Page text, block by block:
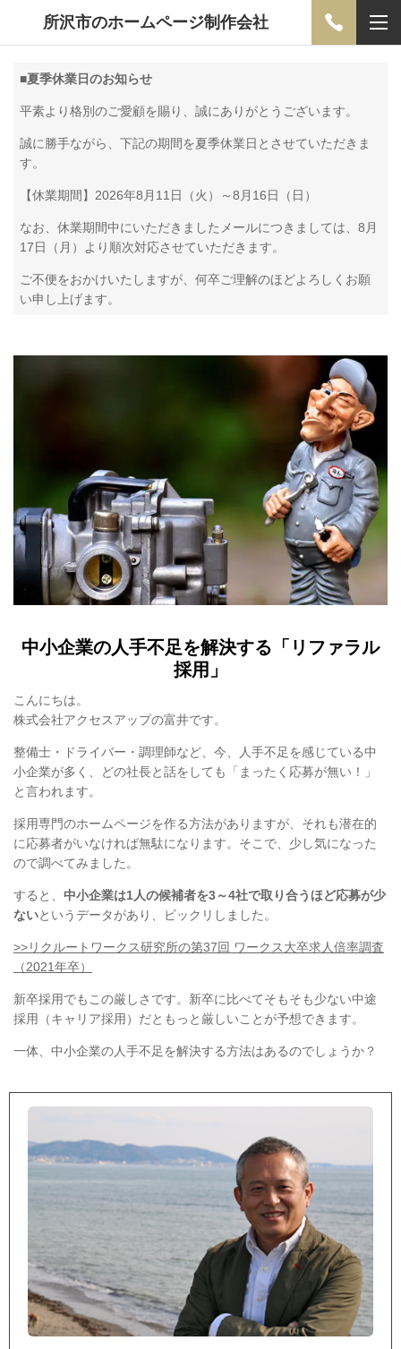
所沢市のホームページ制作会社
■夏季休業日のお知らせ
平素より格別のご愛顧を賜り、誠にありがとうございます。
誠に勝手ながら、下記の期間を夏季休業日とさせていただきま
す。
【休業期間】2026年8月11日（火）～8月16日（日）
なお、休業期間中にいただきましたメールにつきましては、8月
17日（月）より順次対応させていただきます。
ご不便をおかけいたしますが、何卒ご理解のほどよろしくお願
い申し上げます。
中小企業の人手不足を解決する「リファラル
採用」
こんにちは。
株式会社アクセスアップの富井です。
整備士・ドライバー・調理師など、今、人手不足を感じている中
小企業が多く、どの社長と話をしても「まったく応募が無い！」
と言われます。
採用専門のホームページを作る方法がありますが、それも潜在的
に応募者がいなければ無駄になります。そこで、少し気になった
ので調べてみました。
すると、 中小企業は1人の候補者を3～4社で取り合うほど応募が少
ないというデータがあり、ビックリしました。
>>リクルートワークス研究所の第37回 ワークス大卒求人倍率調査
（2021年卒）
新卒採用でもこの厳しさです。新卒に比べてそもそも少ない中途
採用（キャリア採用）だともっと厳しいことが予想できます。
一体、中小企業の人手不足を解決する方法はあるのでしょうか？